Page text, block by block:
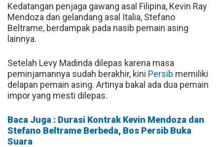
Kedatangan penjaga gawang asal Filipina, Kevin Ray
Mendoza dan gelandang asal Italia, Stefano
Beltrame, berdampak pada nasib pemain asing
lainnya.
Setelah Levy Madinda dilepas karena masa
peminjamannya sudah berakhir, kini Persib memiliki
delapan pemain asing. Artinya bakal ada dua pemain
impor yang mesti dilepas.
Baca Juga : Durasi Kontrak Kevin Mendoza dan
Stefano Beltrame Berbeda, Bos Persib Buka
Suara